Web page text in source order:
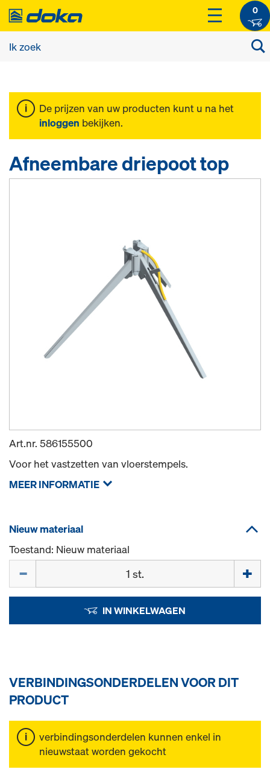
0
De prijzen van uw producten kunt u na het
inloggen bekijken.
Afneembare driepoot top
Art.nr. 586155500
Voor het vastzetten van vloerstempels.
MEER INFORMATIE
Nieuw materiaal
Toestand: Nieuw materiaal
IN WINKELWAGEN
VERBINDINGSONDERDELEN VOOR DIT
PRODUCT
verbindingsonderdelen kunnen enkel in
nieuwstaat worden gekocht